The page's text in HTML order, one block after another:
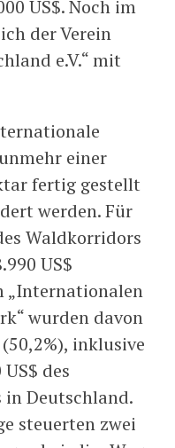
US$. Noch im
der Verein
e.V.“ mit
einer
fertig gestellt
werden. Für
Waldkorridors
US$
„Internationalen
wurden davon
inklusive
des
in Deutschland.
steuerten zwei